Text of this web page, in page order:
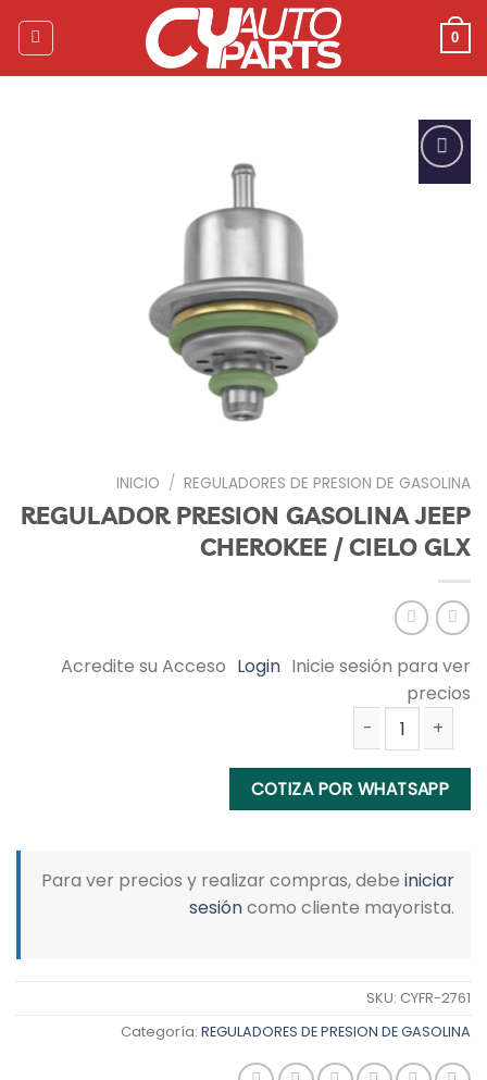
0
INICIO / REGULADORES DE PRESION DE GASOLINA
REGULADOR PRESION GASOLINA JEEP
CHEROKEE / CIELO GLX
Acredite su Acceso Login Inicie sesión para ver
precios
COTIZA POR WHATSAPP
Para ver precios y realizar compras, debe iniciar
sesióncomo cliente mayorista.
SKU: CYFR-2761
Categoría: REGULADORES DE PRESION DE GASOLINA